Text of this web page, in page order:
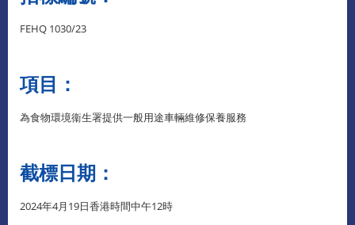
FEHQ 1030/23
項目：
為食物環境衞生署提供一般用途車輛維修保養服務
截標日期：
2024年4月19日香港時間中午12時